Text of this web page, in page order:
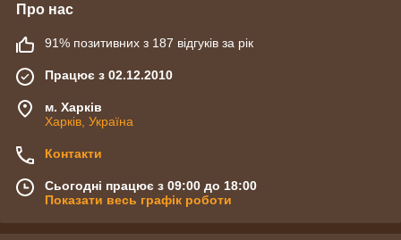
Про нас
91% позитивних з 187 відгуків за рік
Працює з 02.12.2010
м. Харків
Харків, Україна
Контакти
Сьогодні працює з 09:00 до 18:00
Показати весь графік роботи